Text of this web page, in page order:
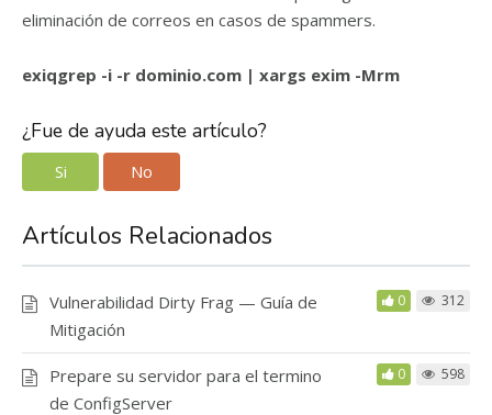
eliminación de correos en casos de spammers.
exiqgrep -i -r dominio.com | xargs exim -Mrm
¿Fue de ayuda este artículo?
Si No
Artículos Relacionados
Vulnerabilidad Dirty Frag — Guía de
Mitigación
0 312
Prepare su servidor para el termino
de ConfigServer
0 598